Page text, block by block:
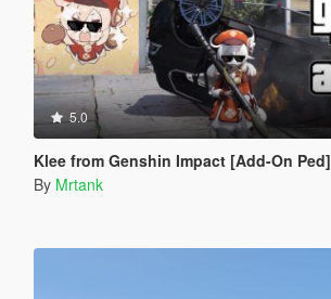
5.0
Klee from Genshin Impact [Add-On Ped]
By Mrtank